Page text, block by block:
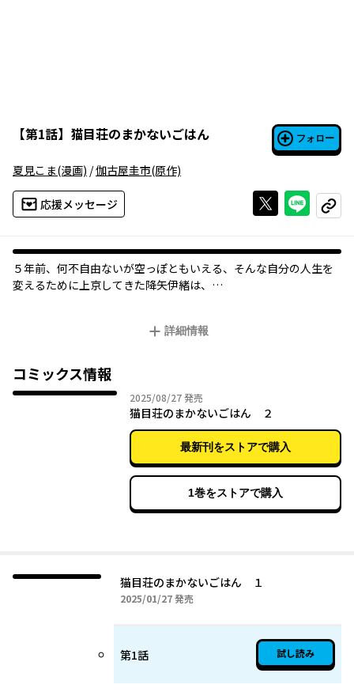
【第1話】 猫目荘のまかないごはん フォロー
夏見こま(漫画) /伽古屋圭市(原作)
応援メッセージ Xで投稿する
ライン
コピー
５年前、何不自由ないが空っぽともいえる、そんな自分の人生を
変えるために上京してきた降矢伊緒は、
るまかないが魅力の下宿屋だ。
個性的な住人たちとの、まるで家族のような距離感やはじめての
経験には少し不安を覚えていた。
しかしそんな中、伊緒にある転機が訪れて…？
美味しいごはんと、あたたかい人のぬくもり――。
自らを見つめなおす、すべての人に贈りたい物語！
詳細情報
コミックス情報
2025/08/272025年08月27日
発売
猫目荘のまかないごはん ２
最新刊をストアで購入
1巻をストアで購入
猫目荘のまかないごはん １
2025/01/272025年01月27日
発売
第1話 試し読み